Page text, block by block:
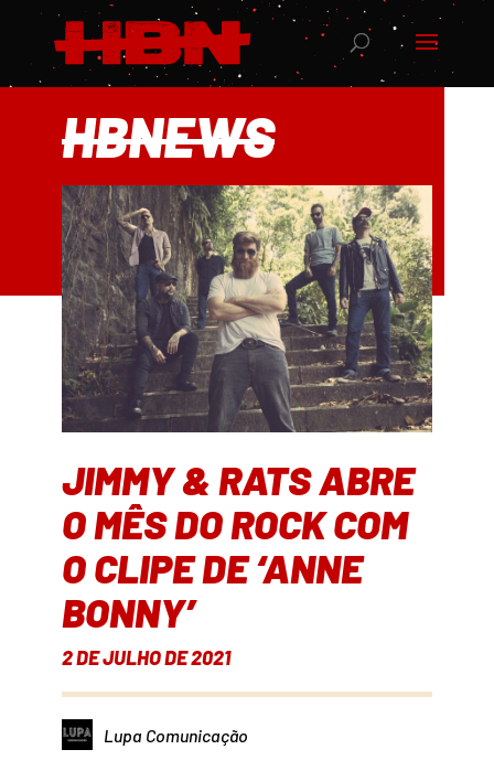
HBNEWS
JIMMY & RATS ABRE
O MÊS DO ROCK COM
O CLIPE DE ‘ANNE
BONNY’
2 DE JULHO DE 2021
Lupa Comunicação